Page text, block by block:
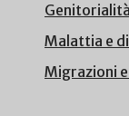
Genitorialità
Malattia e
Migrazioni